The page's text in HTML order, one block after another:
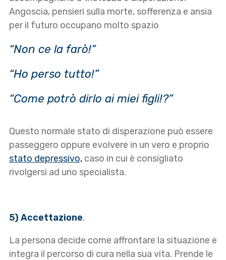
Angoscia, pensieri sulla morte, sofferenza e ansia
per il futuro occupano molto spazio
“Non ce la farò!”
“Ho perso tutto!”
“Come potrò dirlo ai miei figli!?”
Questo normale stato di disperazione può essere
passeggero oppure evolvere in un vero e proprio
stato depressivo, caso in cui è consigliato
rivolgersi ad uno specialista.
5) Accettazione.
La persona decide come affrontare la situazione e
integra il percorso di cura nella sua vita. Prende le